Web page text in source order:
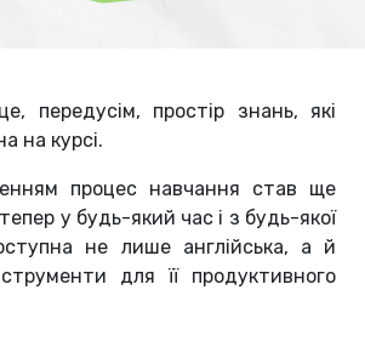
передусім, простір знань, які
на курсі.
процес навчання став ще
у будь-який час і з будь-якої
не лише англійська, а й
для її продуктивного